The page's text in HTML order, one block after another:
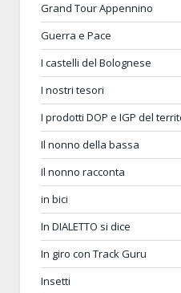
Grand Tour Appennino
Guerra e Pace
I castelli del Bolognese
I nostri tesori
I prodotti DOP e IGP del
Il nonno della bassa
Il nonno racconta
in bici
In DIALETTO si dice
In giro con Track Guru
Insetti